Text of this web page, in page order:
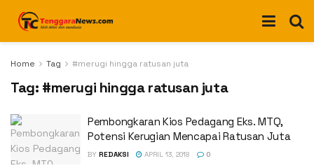
Home Tag #merugi hingga ratusan juta
Tag: #merugi hingga ratusan juta
Pembongkaran Kios Pedagang Eks. MTQ,
Potensi Kerugian Mencapai Ratusan Juta
BY REDAKSI APRIL 13, 2018 0